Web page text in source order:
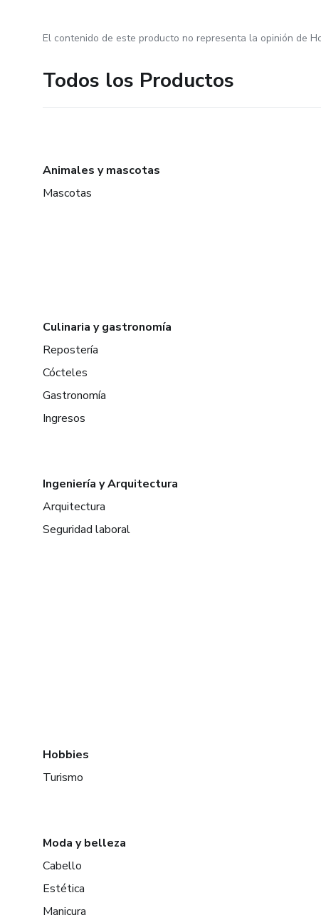
El contenido de este producto no representa la opinión de
Todos los Productos
Animales y mascotas
Mascotas
Culinaria y gastronomía
Repostería
Cócteles
Gastronomía
Ingresos
Ingeniería y Arquitectura
Arquitectura
Seguridad laboral
Hobbies
Turismo
Moda y belleza
Cabello
Estética
Manicura